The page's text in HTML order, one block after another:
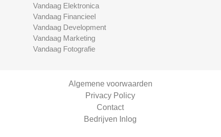
Vandaag Elektronica
Vandaag Financieel
Vandaag Development
Vandaag Marketing
Vandaag Fotografie
Algemene voorwaarden
Privacy Policy
Contact
Bedrijven Inlog